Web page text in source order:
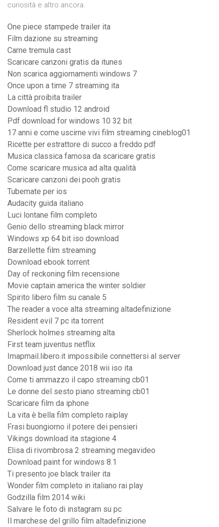
curiosità e altro ancora.
One piece stampede trailer ita
Film dazione su streaming
Carne tremula cast
Scaricare canzoni gratis da itunes
Non scarica aggiornamenti windows 7
Once upon a time 7 streaming ita
La città proibita trailer
Download fl studio 12 android
Pdf download for windows 10 32 bit
17 anni e come uscirne vivi film streaming cineblog01
Ricette per estrattore di succo a freddo pdf
Musica classica famosa da scaricare gratis
Come scaricare musica ad alta qualità
Scaricare canzoni dei pooh gratis
Tubemate per ios
Audacity guida italiano
Luci lontane film completo
Genio dello streaming black mirror
Windows xp 64 bit iso download
Barzellette film streaming
Download ebook torrent
Day of reckoning film recensione
Movie captain america the winter soldier
Spirito libero film su canale 5
The reader a voce alta streaming altadefinizione
Resident evil 7 pc ita torrent
Sherlock holmes streaming alta
First team juventus netflix
Imapmail.libero.it impossibile connettersi al server
Download just dance 2018 wii iso ita
Come ti ammazzo il capo streaming cb01
Le donne del sesto piano streaming cb01
Scaricare film da iphone
La vita è bella film completo raiplay
Frasi buongiorno il potere dei pensieri
Vikings download ita stagione 4
Elisa di rivombrosa 2 streaming megavideo
Download paint for windows 8.1
Ti presento joe black trailer ita
Wonder film completo in italiano rai play
Godzilla film 2014 wiki
Salvare le foto di instagram su pc
Il marchese del grillo film altadefinizione